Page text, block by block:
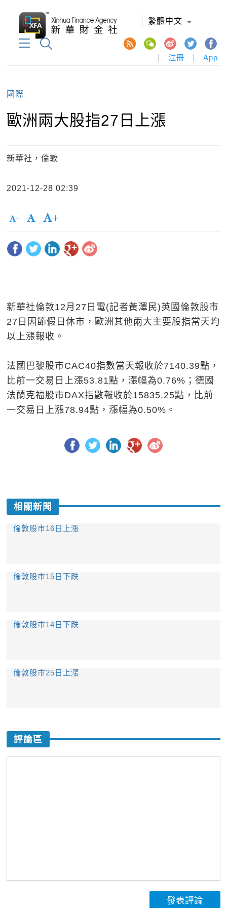
繁體中文
注冊 App
國際
歐洲兩大股指27日上漲
新華社，倫敦
2021-12-28 02:39
新華社倫敦12月27日電(記者黃澤民)英國倫敦股市
27日因節假日休市，歐洲其他兩大主要股指當天均
以上漲報收。
法國巴黎股市CAC40指數當天報收於7140.39點，
比前一交易日上漲53.81點，漲幅為0.76%；德國
法蘭克福股市DAX指數報收於15835.25點，比前
一交易日上漲78.94點，漲幅為0.50%。
相關新聞
倫敦股市16日上漲
倫敦股市15日下跌
倫敦股市14日下跌
倫敦股市25日上漲
評論區
發表評論